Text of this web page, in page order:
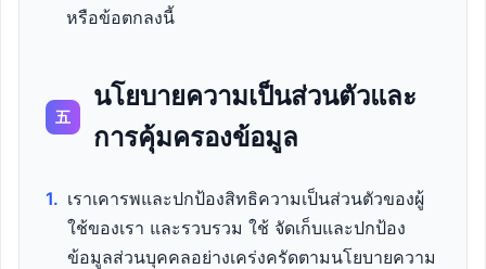
หรือข้อตกลงนี้
五
นโยบายความเป็นส่วนตัวและ
การคุ้มครองข้อมูล
1. เราเคารพและปกป้องสิทธิความเป็นส่วนตัวของผู้
ใช้ของเรา และรวบรวม ใช้ จัดเก็บและปกป้อง
ข้อมูลส่วนบุคคลอย่างเคร่งครัดตามนโยบายความ